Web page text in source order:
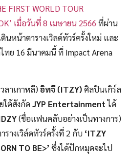
FIRST WORLD TOUR
เมื่อวันที่ 8 เมษายน 2566 ที่ผ่าน
นหน้าตารางเวิลด์ทัวร์ครั้งใหม่ และ
ย 16 มีนาคมนี้ ที่ Impact Arena
ลาเกาหลี) อิทจี (ITZY)ศิลปินเกิร์ล
ใต้สังกัดJYP Entertainmentได้
(ชื่อแฟนคลับอย่างเป็นทางการ)
รางเวิล์ดทัวร์ครั้งที่ 2 กับ ‘ITZY
TO BE>’ ซึ่งได้ปักหมุดจะไป